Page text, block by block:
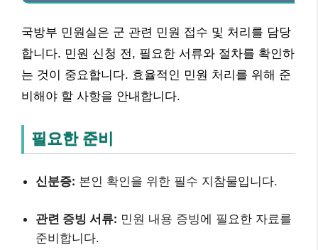
국방부 민원실은 군 관련 민원 접수 및 처리를 담당
합니다. 민원 신청 전, 필요한 서류와 절차를 확인하
는 것이 중요합니다. 효율적인 민원 처리를 위해 준
비해야 할 사항을 안내합니다.
필요한 준비
신분증: 본인 확인을 위한 필수 지참물입니다.
관련 증빙 서류: 민원 내용 증빙에 필요한 자료를
준비합니다.